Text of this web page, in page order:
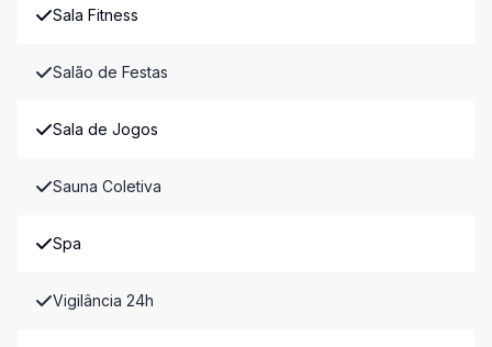
Sala Fitness
Salão de Festas
Sala de Jogos
Sauna Coletiva
Spa
Vigilância 24h